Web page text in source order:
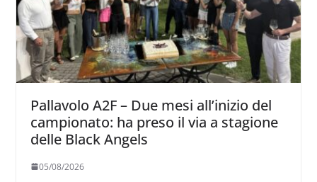
Pallavolo A2F – Due mesi all’inizio del
campionato: ha preso il via a stagione
delle Black Angels
05/08/2026